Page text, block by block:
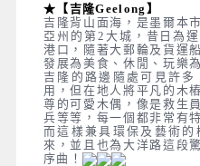
★【吉隆Geelong】
吉隆背山面海，是墨爾本
亞州的第2大城，昔日為
港口，隨著大郵輪及貨運
發展為美食、休閒、玩樂
吉隆的路邊隨處可見許
用，但在地人將平凡的木
尊的可愛木偶，像是救生
兵等等，每一個都非常有
而這樣兼具環保及藝術
來，並且也為大洋路這段
序曲！